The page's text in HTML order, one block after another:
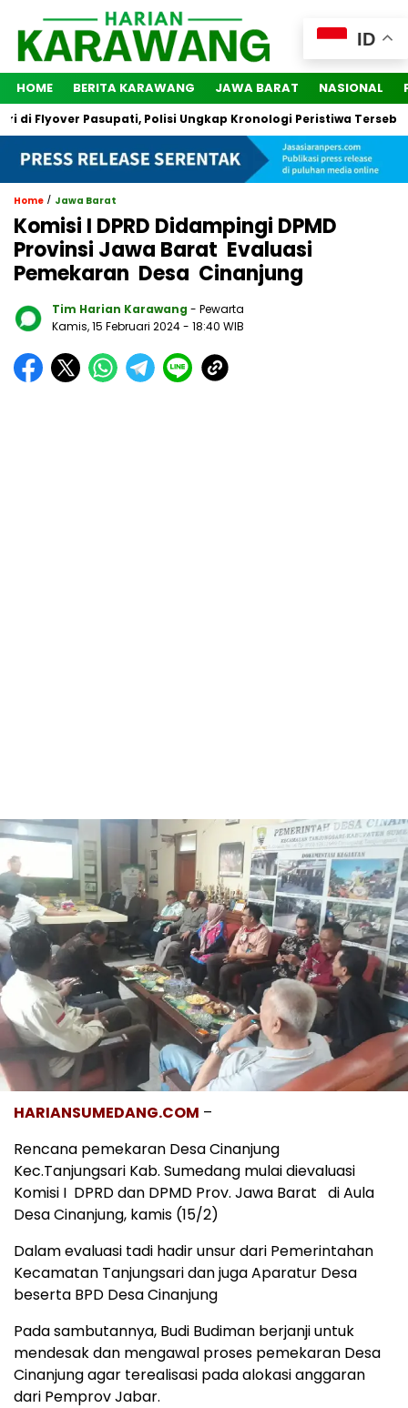
HOME BERITA KARAWANG JAWA BARAT NASIONAL
Pasupati, Polisi Ungkap Kronologi Peristiwa Tersebut
Home / Jawa Barat
Komisi I DPRD Didampingi DPMD
Provinsi Jawa Barat Evaluasi
Pemekaran Desa Cinanjung
Tim Harian Karawang - Pewarta
Kamis, 15 Februari 2024- 18:40 WIB
HARIANSUMEDANG.COM –
Rencana pemekaran Desa Cinanjung
Kec.Tanjungsari Kab. Sumedang mulai dievaluasi
Komisi I DPRD dan DPMD Prov. Jawa Barat di Aula
Desa Cinanjung, kamis (15/2)
Dalam evaluasi tadi hadir unsur dari Pemerintahan
Kecamatan Tanjungsari dan juga Aparatur Desa
beserta BPD Desa Cinanjung
Pada sambutannya, Budi Budiman berjanji untuk
mendesak dan mengawal proses pemekaran Desa
Cinanjung agar terealisasi pada alokasi anggaran
dari Pemprov Jabar.
ID